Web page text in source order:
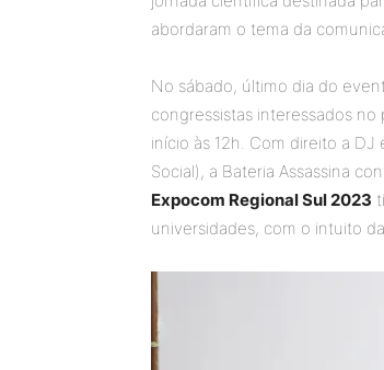
abordaram o tema da
No sábado, último dia do
congressistas interessados
início às 12h. Com direito a
Social), a Bateria Assassina
Expocom Regional Sul 2023
universidades, com o intuito